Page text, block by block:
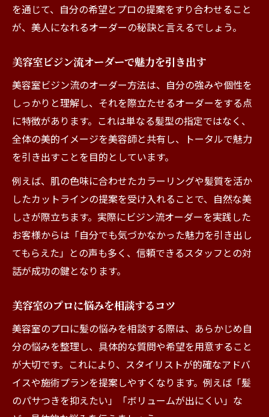
を通じて、自分の希望とプロの提案をすり合わせること
が、美人になれるオーダーの秘訣と言えるでしょう。
美容室ビジン流オーダーで魅力を引き出す
美容室ビジン流のオーダー方法は、自分の強みや個性を
しっかりと理解し、それを際立たせるオーダーをする点
に特徴があります。これは単なる髪型の指定ではなく、
全体の美的イメージを美容師と共有し、トータルで魅力
を引き出すことを目的としています。
例えば、肌の色味に合わせたカラーリングや髪質を活か
したカットラインの提案を受け入れることで、自然な美
しさが際立ちます。実際にビジン流オーダーを実践した
お客様からは「自分でも気づかなかった魅力を引き出し
てもらえた」との声も多く、信頼できるスタッフとの対
話が成功の鍵となります。
美容室のプロに悩みを相談するコツ
美容室のプロに髪の悩みを相談する際は、あらかじめ自
分の悩みを整理し、具体的な質問や希望を用意すること
が大切です。これにより、スタイリストが的確なアドバ
イスや施術プランを提案しやすくなります。例えば「髪
のパサつきを抑えたい」「ボリュームが出にくい」な